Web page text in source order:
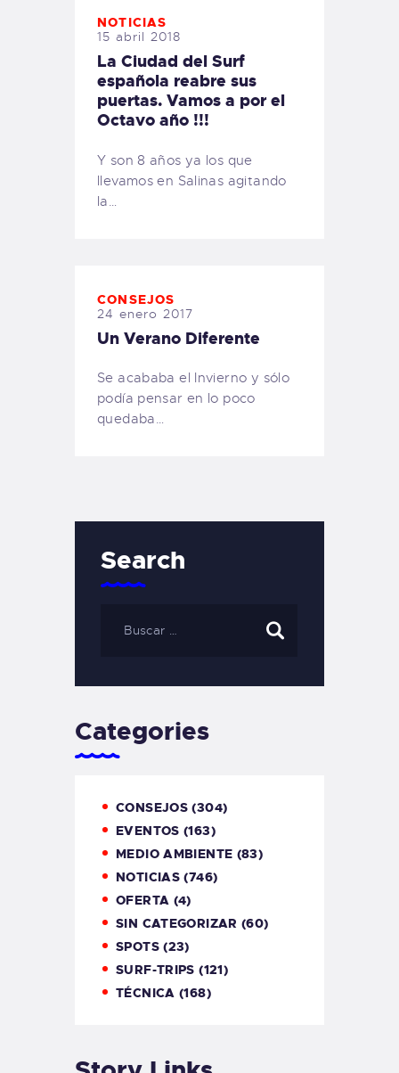
NOTICIAS
15 abril 2018
La Ciudad del Surf
española reabre sus
puertas. Vamos a por el
Octavo año !!!
Y son 8 años ya los que
llevamos en Salinas agitando
la…
CONSEJOS
24 enero 2017
Un Verano Diferente
Se acababa el Invierno y sólo
podía pensar en lo poco
quedaba…
Search
Categories
CONSEJOS (304)
EVENTOS (163)
MEDIO AMBIENTE (83)
NOTICIAS (746)
OFERTA (4)
SIN CATEGORIZAR (60)
SPOTS(23)
SURF-TRIPS (121)
TÉCNICA (168)